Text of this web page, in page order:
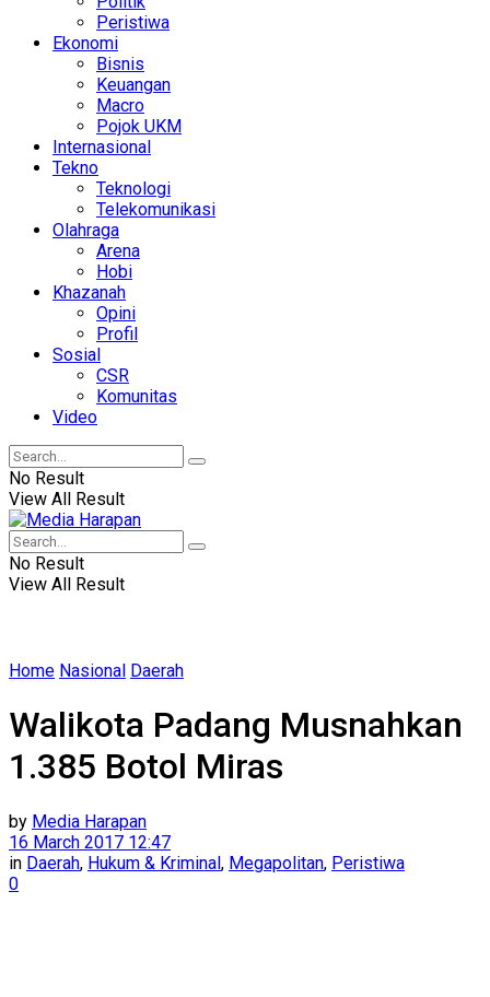
Peristiwa
Ekonomi
Bisnis
Keuangan
Macro
Pojok UKM
Internasional
Tekno
Teknologi
Telekomunikasi
Olahraga
Arena
Hobi
Khazanah
Opini
Profil
Sosial
CSR
Komunitas
Video
No Result
View All Result
No Result
View All Result
Home Nasional Daerah
Walikota Padang Musnahkan
1.385 Botol Miras
by Media Harapan
16 March 2017 12:47
in Daerah, Hukum & Kriminal, Megapolitan, Peristiwa
0